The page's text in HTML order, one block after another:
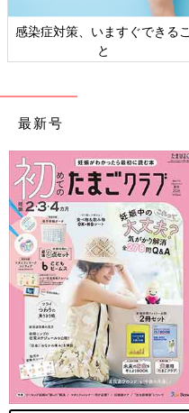
日本外来小児科学会リーフレッ
ト検討会
最新号